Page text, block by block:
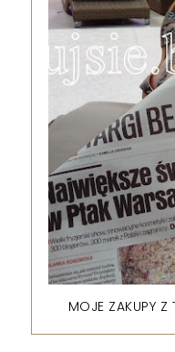
MOJE ZAKUPY Z